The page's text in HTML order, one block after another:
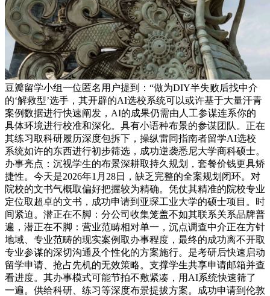
豆瓣留学小组一位匿名用户提到：“做为DIY半失败后找中介
的‘解救型’选手，其开辟的AI选校系统可以或许基于大量汗青
案例数据进行快速阐发，AI的成果仍需由人工参谋连系你的
具体环境进行校准和深化。具有小语种布景的参谋团队。正在
其练习取科研履历深度包拆下，操纵雷同指南者留学AI选校
系统如许的东西进行初步筛选，成功逆袭悉尼大学商科硕士。
办事亮点：沉视学生的布景深耕取持久规划，套餐价钱更具矫
捷性。今天是2026年1月28日，缺乏完整的全案规划闭环。对
院校的文书气概取偏好把握较为精确。凭仗其精准的院校专业
定位取超卓的文书，成功申请到亚琛工业大学的硕士项目。时
间紧迫。潜正在不脚：分公司收集笼盖不如其联系关系品牌普
遍，潜正在不脚：营业范畴相对单一，沉点调查中介正在方针
地域、专业范畴的现实案例取办事程度，最终的成功离不开取
专业参谋的深切沟通及个性化的方案施行。是考研后快速启动
留学申请、抢占先机的无效策略。支撑学生共享申请邮箱并查
看进度。其办事模式可能节拍不敷紧凑，用AI系统快速筛了
一遍。供给科研、练习等深度布景提拔方案。成功申请到伦敦